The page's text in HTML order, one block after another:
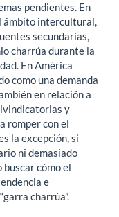
pendientes. En
ámbito intercultural,
secundarias,
charrúa durante la
En América
como una demanda
en relación a
y
romper con el
la excepción, si
ni demasiado
cómo el
e
charrúa”.